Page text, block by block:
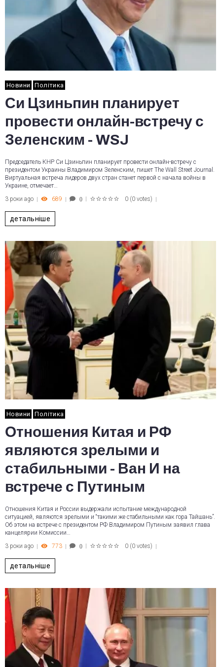
Новини Політика
Си Цзиньпин планирует
провести онлайн-встречу с
Зеленским - WSJ
Председатель КНР Си Цзиньпин планирует провести онлайн-встречу с
президентом Украины Владимиром Зеленским, пишет The Wall Street Journal.
Виртуальная встреча лидеров двух стран станет первой с начала войны в
Украине, отмечает…
3 роки ago
689 0 0 (0 votes)
детальніше
Новини Політика
Отношения Китая и РФ
являются зрелыми и
стабильными - Ван И на
встрече с Путиным
Отношения Китая и России выдержали испытание международной
ситуацией, являются зрелыми и “такими же стабильными как гора Тайшань”.
Об этом на встрече с президентом РФ Владимиром Путиным заявил глава
канцелярии Комиссии…
3 роки ago
773 0 0 (0 votes)
детальніше